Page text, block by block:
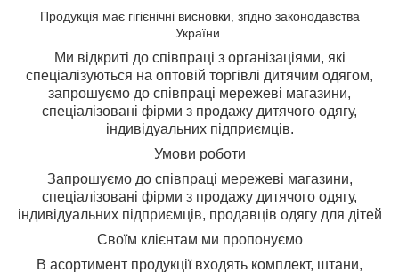
Продукція має гігієнічні висновки, згідно законодавства
України.
Ми відкриті до співпраці з організаціями, які
спеціалізуються на оптовій торгівлі дитячим одягом,
запрошуємо до співпраці мережеві магазини,
спеціалізовані фірми з продажу дитячого одягу,
індивідуальних підприємців.
Умови роботи
Запрошуємо до співпраці мережеві магазини,
спеціалізовані фірми з продажу дитячого одягу,
індивідуальних підприємців, продавців одягу для дітей
Своїм клієнтам ми пропонуємо
В асортимент продукції входять комплект, штани,